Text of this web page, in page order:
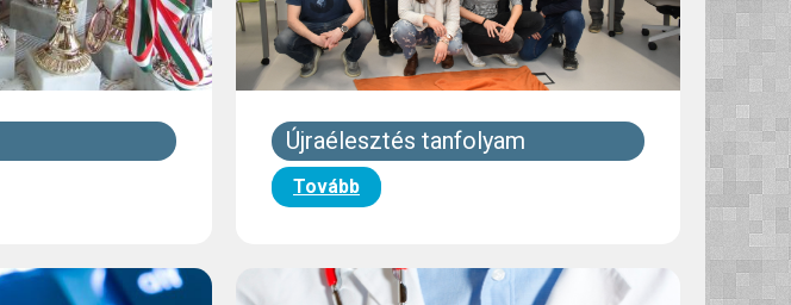
Újraélesztés tanfolyam
Tovább